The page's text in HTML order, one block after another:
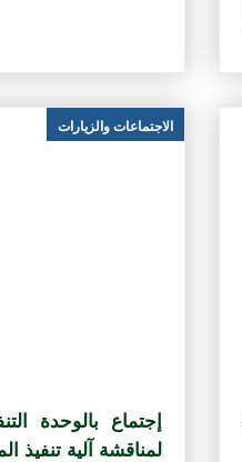
الاجتماعات والزيارات
إجتماع بالوحدة
لمناقشة آلية تنفيذ